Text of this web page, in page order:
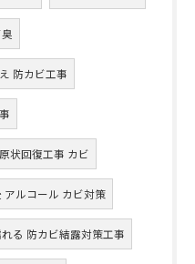
防カビ工事
状回復工事 カビ
アルコール カビ対策
る 防カビ結露対策工事